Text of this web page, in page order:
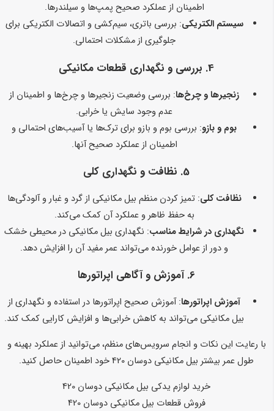
اطمینان از عملکرد صحیح پمپ‌ها و سیلندرها.
سیستم الکتریکی: بررسی باتری، سیم‌کشی و اتصالات الکتریکی برای
جلوگیری از مشکلات احتمالی.
4. بررسی و نگهداری قطعات مکانیکی
زنجیرها و چرخ‌ها: بررسی وضعیت زنجیرها و چرخ‌ها و اطمینان از
عدم وجود سایش یا خرابی.
بوم و بازو: بررسی بوم و بازو برای ترک‌ها یا آسیب‌های احتمالی و
اطمینان از عملکرد صحیح آنها.
5. نظافت و نگهداری کلی
نظافت کلی: تمیز کردن منظم بیل مکانیکی از گرد و غبار و آلودگی‌ها
به حفظ ظاهر و عملکرد آن کمک می‌کند.
نگهداری در شرایط مناسب: نگهداری بیل مکانیکی در محیطی خشک
و دور از عوامل خورنده می‌تواند عمر مفید آن را افزایش دهد.
6. آموزش و آگاهی اپراتورها
آموزش اپراتورها: آموزش صحیح اپراتورها در استفاده و نگهداری از
بیل مکانیکی می‌تواند به کاهش خرابی‌ها و افزایش کارایی کمک کند.
با رعایت این نکات و انجام سرویس‌های منظم، می‌توانید از عملکرد بهینه و
طول عمر بیشتر بیل مکانیکی دوسان 420 خود اطمینان حاصل کنید.
خرید لوازم یدکی بیل مکانیکی دوسان 420
فروش قطعات بیل مکانیکی دوسان 420